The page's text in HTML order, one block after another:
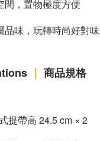
間，置物極度方便
品味，玩轉時尚好對味
｜ 商品規格
提帶高 24.5 cm × 2